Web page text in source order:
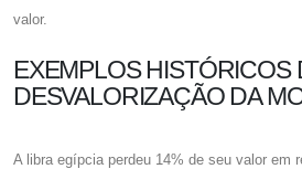
valor.
EXEMPLOS HISTÓRICOS
DESVALORIZAÇÃO DA
A libra egípcia perdeu 14% de seu valor em